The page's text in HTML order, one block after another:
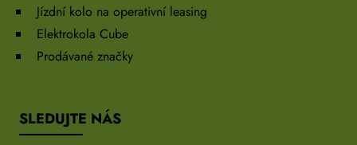
Jízdní kolo na operativní leasing
Elektrokola Cube
Prodávané značky
SLEDUJTE NÁS